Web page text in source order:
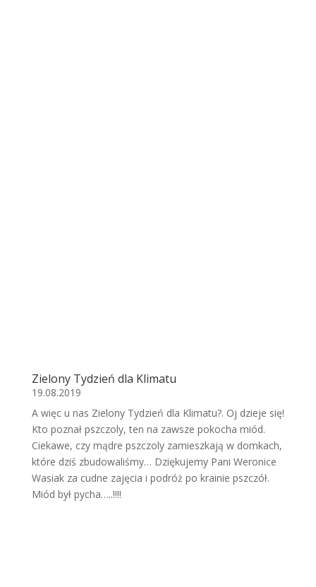
Zielony Tydzień dla Klimatu
19.08.2019
A więc u nas Zielony Tydzień dla Klimatu?. Oj dzieje się!
Kto poznał pszczoly, ten na zawsze pokocha miód.
Ciekawe, czy mądre pszczoly zamieszkają w domkach,
które dziś zbudowaliśmy… Dziękujemy Pani Weronice
Wasiak za cudne zajęcia i podróż po krainie pszczół.
Miód był pycha…..!!!!